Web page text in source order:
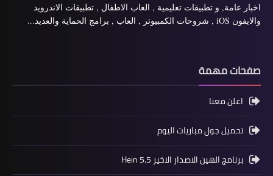
اخبار عامة, و تطبيقات تعليمية , العاب الاطفال , تطبيقات الاندرويد
والايفون iOS , شروحات الكمبيوتر , العاب , برامج الحماية والعديد...
صفحات مهمة
اعلن معنا
تحميل جول مباريات اليوم
برنامج الهين الاصدار الاخير Hein 5.5